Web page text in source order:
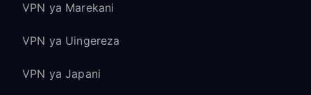
VPN ya Marekani
VPN ya Uingereza
VPN ya Japani